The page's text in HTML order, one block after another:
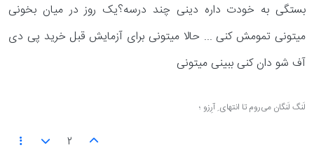
بستگی به خودت داره دینی چند درسه؟یک روز در میان بخونی
میتونی تمومش کنی ... حالا میتونی برای آزمایش قبل خرید پی دی
آف شو دان کنی ببینی میتونی
لَنگ لَنگان می‌روم تا انتهای ِ آرِزو ؛
2